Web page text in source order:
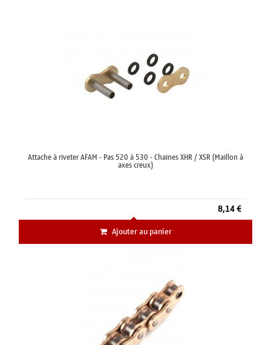
Attache à riveter AFAM - Pas 520 à 530 - Chaines XHR / XSR (Maillon à
axes creux)
8,14 €
Ajouter au panier